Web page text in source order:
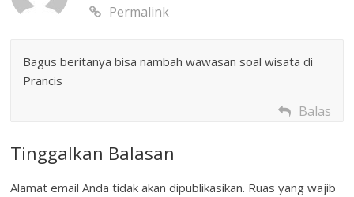
Permalink
Bagus beritanya bisa nambah wawasan soal wisata di
Prancis
Balas
Tinggalkan Balasan
Alamat email Anda tidak akan dipublikasikan. Ruas yang wajib